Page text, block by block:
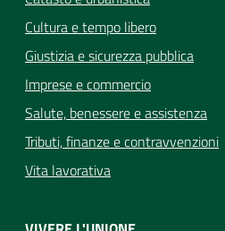
Cultura e tempo libero
Giustizia e sicurezza pubblica
Imprese e commercio
Salute, benessere e assistenza
Tributi, finanze e contravvenzioni
Vita lavorativa